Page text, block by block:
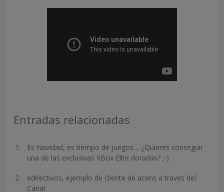
Entradas relacionadas
Es Navidad, es tiempo de juegos… ¿Quieres conseguir
una de las exclusivas XBox Elite doradas? ;-)
edirectivos, ejemplo de cliente de acens a traves del
Canal